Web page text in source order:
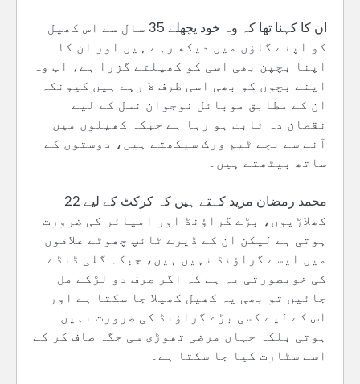
ان کا کہنا تھا کہ وہ خود پچھلے 35 سال سے اس کھیل
کو اپنے گاؤں میں دیکھ رہے ہیں اور ان کا
اپنا بچپن بھی اسی کو کھیلتے گزرا ہے، اب وہ
اپنے بچوں کو بھی اسی طرف لا رہے ہیں کیونکہ
ان کے مطابق موبائل نوجوان نسل کے لیے
نقصان دہ ثابت ہو رہا ہے جبکہ کھیلوں میں
آنے سے بچے ٹیم ورک سیکھتے ہیں، دوستوں کے
ساتھ بیٹھتے ہیں۔
محمد رمضان مزید کہتے ہیں کہ کرکٹ کے لیے 22
کھلاڑیوں، بڑے گراؤنڈ اور امپائر کی ضرورت
ہوتی ہے لیکن ان کے ڈیرے ٹائپ چھوٹے علاقوں
میں ایسے گراؤنڈ نہیں ہیں، جبکہ گلی ڈنڈے
کی خوبصورتی یہ ہے کہ اگر صرف دو لڑکے مل
جائیں تو بھی یہ کھیل کھیلا جا سکتا ہے اور
اس کے لیے کسی بڑے گراؤنڈ کی ضرورت نہیں
ہوتی بلکہ جہاں مرضی تھوڑی سی جگہ صاف کر کے
اسے سٹارت کیا جا سکتا ہے۔